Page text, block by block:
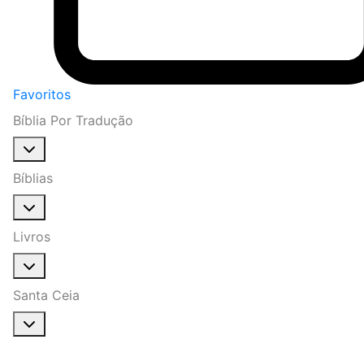
Favoritos
Bíblia Por Tradução
Bíblias
Livros
Santa Ceia